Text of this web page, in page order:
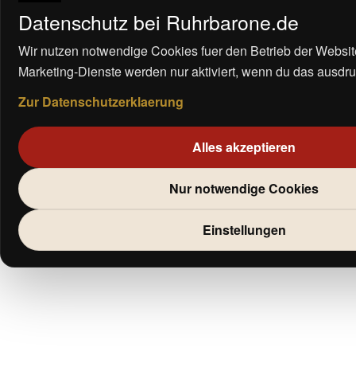
Datenschutz bei Ruhrbarone.de
Wir nutzen notwendige Cookies fuer den Betrieb der
Marketing-Dienste werden nur aktiviert, wenn du das
Zur Datenschutzerklaerung
Alles akzeptieren
Nur notwendige Cookies
Einstellungen